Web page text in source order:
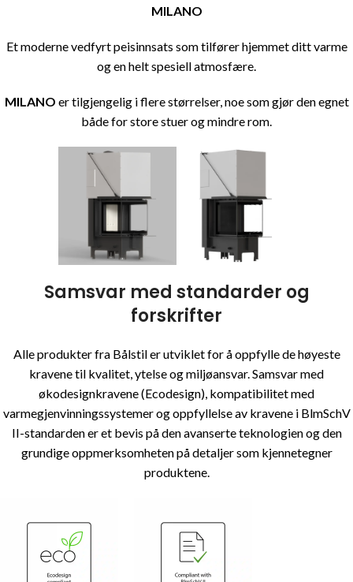
MILANO
Et moderne vedfyrt peisinnsats som tilfører hjemmet ditt varme
og en helt spesiell atmosfære.
MILANO er tilgjengelig i flere størrelser, noe som gjør den egnet
både for store stuer og mindre rom.
Samsvar med standarder og
forskrifter
Alle produkter fra Bålstil er utviklet for å oppfylle de høyeste
kravene til kvalitet, ytelse og miljøansvar. Samsvar med
økodesignkravene (Ecodesign), kompatibilitet med
varmegjenvinningssystemer og oppfyllelse av kravene i BlmSchV
II-standarden er et bevis på den avanserte teknologien og den
grundige oppmerksomheten på detaljer som kjennetegner
produktene.